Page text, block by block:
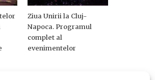
Ziua Unirii la Cluj-
Napoca. Programul
complet al
evenimentelor